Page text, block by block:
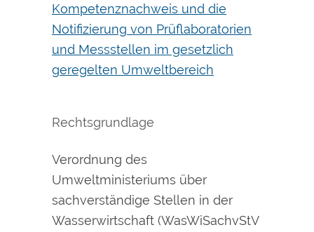
Kompetenznachweis und die
Notifizierung von Prüflaboratorien
und Messstellen im gesetzlich
geregelten Umweltbereich
Rechtsgrundlage
Verordnung des
Umweltministeriums über
sachverständige Stellen in der
Wasserwirtschaft (WasWiSachvStV